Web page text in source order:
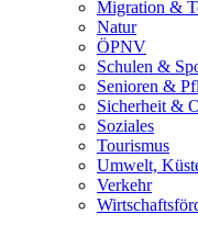
Migration &
Natur
ÖPNV
Schulen &
Senioren &
Sicherheit &
Soziales
Tourismus
Umwelt,
Verkehr